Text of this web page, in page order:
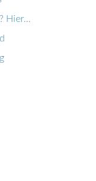
Hier…